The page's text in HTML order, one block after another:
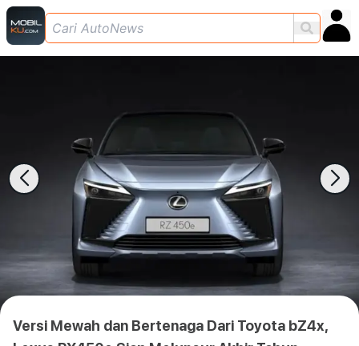
Versi Mewah dan Bertenaga Dari Toyota bZ4x,